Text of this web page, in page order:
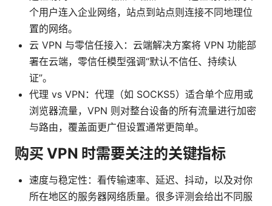
个用户连入企业网络，站点到站点则连接不同地理位
置的网络。
云 VPN 与零信任接入：云端解决方案将 VPN 功能部
署在云端，零信任模型强调“默认不信任、持续认
证”。
代理 vs VPN：代理（如 SOCKS5）适合单个应用或
浏览器流量，VPN 则对整台设备的所有流量进行加密
与路由，覆盖面更广但设置通常更简单。
购买 VPN 时需要关注的关键指标
速度与稳定性：看传输速率、延迟、抖动，以及对你
所在地区的服务器网络质量。很多评测会给出不同服